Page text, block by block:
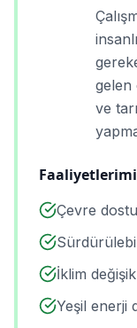
gelen
ve
Çevre
İklim
Yeşil enerji